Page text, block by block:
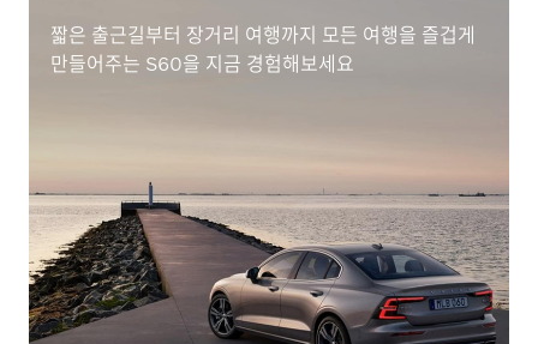
짧은 출근길부터 장거리 여행까지 모든 여행을 즐겁게
만들어주는 S60을 지금 경험해보세요